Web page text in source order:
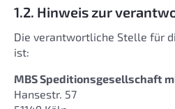
1.2. Hinweis zur
Die verantwortliche Stelle für
ist:
MBS Speditionsgesellschaft
Hansestr. 57